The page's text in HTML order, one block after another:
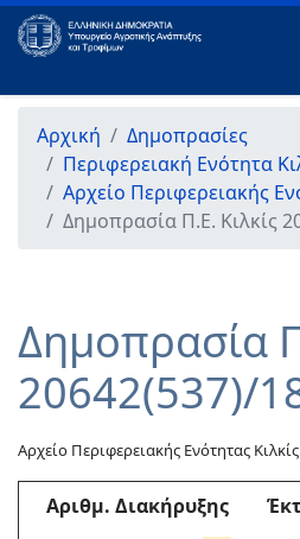
Αρχική
Δημοπρασίες
Περιφερειακή Ενότητα
Αρχείο Περιφερειακής
Δημοπρασία Π.Ε. Κιλκίς
Δημοπρασία
20642(537)/
Αρχείο Περιφερειακής Ενότητας Κιλκίς
Αριθμ. Διακήρυξης